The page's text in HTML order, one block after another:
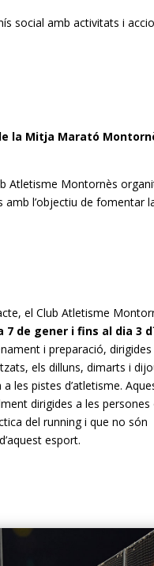
social amb activitats i
la Mitja Marató
Atletisme Montornès
l’objectiu de fomentar
el Club Atletisme
7 de gener i fins al dia 3
i preparació,
els dilluns, dimarts i
les pistes d’atletisme.
dirigides a les persones
del running i que no són
esport.